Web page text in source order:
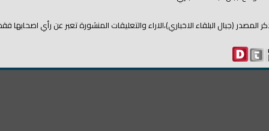
الاخباري)،الاراء والتعليقات المنشورة تعبر عن رأي اصحابها فقط.